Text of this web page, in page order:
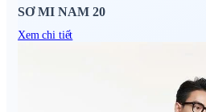
SƠ MI NAM 20
Xem chi tiết